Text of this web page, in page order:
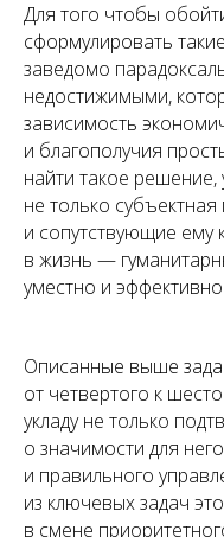
Для того чтобы
сформулировать
заведомо
недостижимыми,
зависимость
и благополучия
найти такое
не только
и сопутствующие ему
в жизнь —
уместно и
Описанные выше
от четвертого к
укладу не только
о значимости для
и правильного
из ключевых задач
в смене